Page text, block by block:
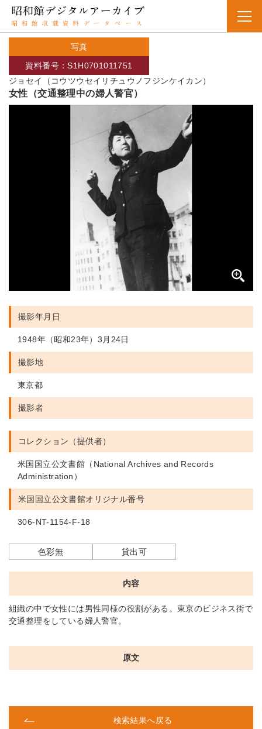
写真
ジョセイ（コウツウセイリチュウノフジンケイカン）
資料番号：S1H0701011751
女性（交通整理中の婦人警官）
撮影年月日
1948年（昭和23年）3月24日
撮影地
東京都
撮影者
コレクション（提供者）
米国国立公文書館（National Archives and Records
Administration）
米国国立公文書館オリジナル番号
306-NT-1154-F-18
色彩無 貸出可
内容
組織の中で女性には男性同様の役割がある。東京のビジネス街で
交通整理をしている婦人警官。
原文
検索結果へ戻る